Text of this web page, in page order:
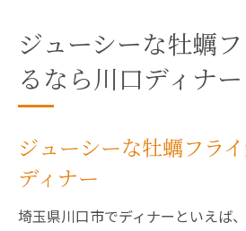
ジューシーな牡蠣
るなら川口ディナー
ジューシーな牡蠣フラ
ディナー
埼玉県川口市でディナーといえば